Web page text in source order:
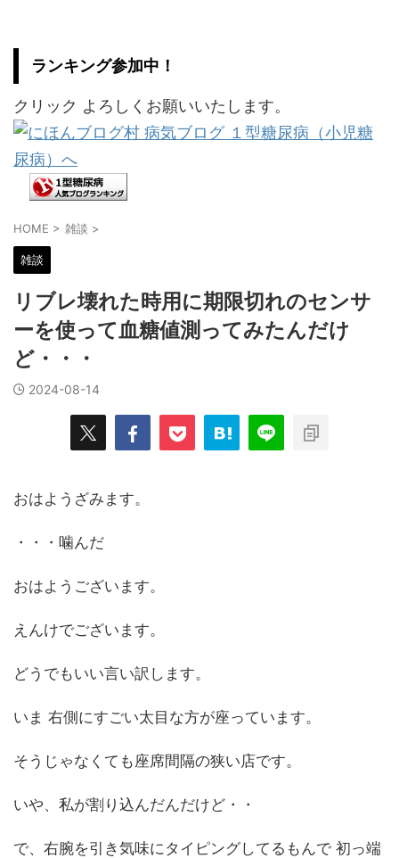
ランキング参加中！
クリック よろしくお願いいたします。
HOME > 雑談 >
雑談
リブレ壊れた時用に期限切れのセンサ
ーを使って血糖値測ってみたんだけ
ど・・・
2024-08-14
おはようざみます。
・・・噛んだ
おはようございます。
えんけでございます。
どうでもいい言い訳します。
いま 右側にすごい太目な方が座っています。
そうじゃなくても座席間隔の狭い店です。
いや、私が割り込んだんだけど・・
で、右腕を引き気味にタイピングしてるもんで 初っ端